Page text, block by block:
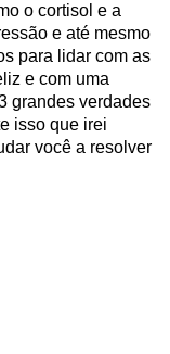
o cortisol e a
e até mesmo
para lidar com as
e com uma
grandes verdades
isso que irei
você a resolver